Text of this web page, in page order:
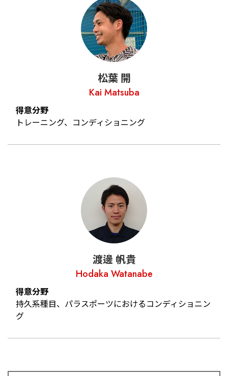
松葉 開
Kai Matsuba
得意分野
トレーニング、コンディショニング
渡邊 帆貴
Hodaka Watanabe
得意分野
持久系種目、パラスポーツにおけるコンディショニン
グ